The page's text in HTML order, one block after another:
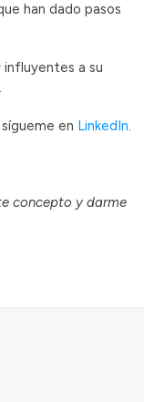
han dado pasos
influyentes a su
en LinkedIn
concepto y darme